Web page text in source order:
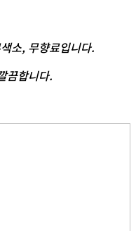
소, 무향료입니다.
끔합니다.